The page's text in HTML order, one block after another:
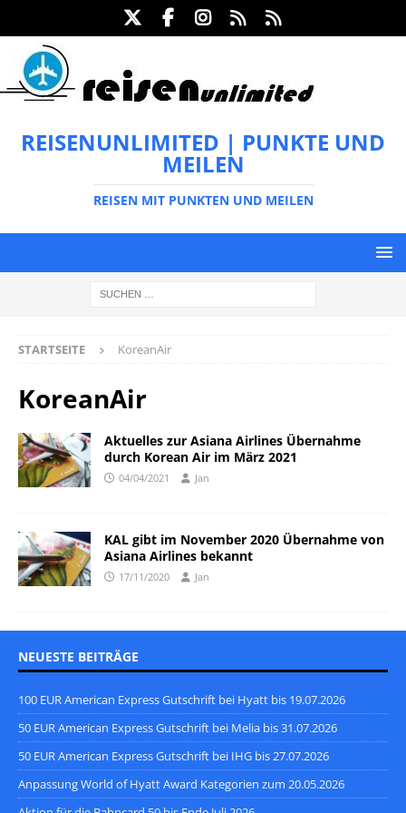
REISENUNLIMITED | PUNKTE UND
MEILEN
REISEN MIT PUNKTEN UND MEILEN
STARTSEITE KoreanAir
KoreanAir
Aktuelles zur Asiana Airlines Übernahme
durch Korean Air im März 2021
04/04/2021 Jan
KAL gibt im November 2020 Übernahme von
Asiana Airlines bekannt
17/11/2020 Jan
NEUESTE BEITRÄGE
100 EUR American Express Gutschrift bei Hyatt bis 19.07.2026
50 EUR American Express Gutschrift bei Melia bis 31.07.2026
50 EUR American Express Gutschrift bei IHG bis 27.07.2026
Anpassung World of Hyatt Award Kategorien zum 20.05.2026